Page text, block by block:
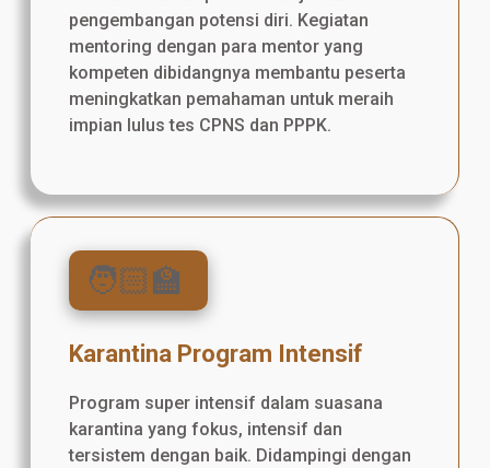
pengembangan potensi diri. Kegiatan
mentoring dengan para mentor yang
kompeten dibidangnya membantu peserta
meningkatkan pemahaman untuk meraih
impian lulus tes CPNS dan PPPK.
🧑🏻‍🏫
Karantina Program Intensif
Program super intensif dalam suasana
karantina yang fokus, intensif dan
tersistem dengan baik. Didampingi dengan